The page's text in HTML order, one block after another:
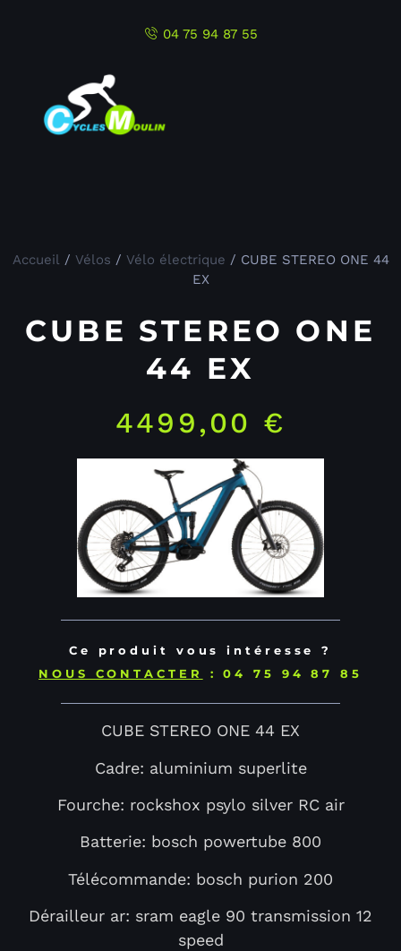
04 75 94 87 55
Accueil/ Vélos / Vélo électrique / CUBE STEREO ONE 44
EX
CUBE STEREO ONE
44 EX
4499,00 €
Ce produit vous intéresse ?
NOUS CONTACTER
: 04 75 94 87 85
CUBE STEREO ONE 44 EX
Cadre: aluminium superlite
Fourche: rockshox psylo silver RC air
Batterie: bosch powertube 800
Télécommande: bosch purion 200
Dérailleur ar: sram eagle 90 transmission 12
speed